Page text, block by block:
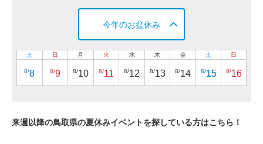
今年のお盆休み
土
8/8
日
8/9
月
8/10
火
8/11
水
8/12
木
8/13
金
8/14
土
8/15
日
8/16
来週以降の鳥取県の夏休みイベントを探している方はこちら！